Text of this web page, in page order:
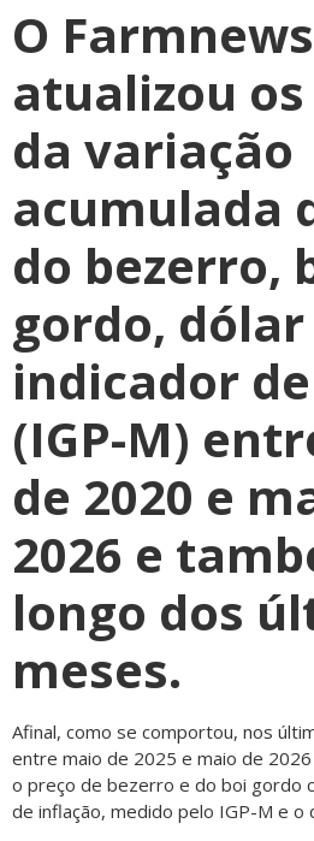
O Farmnews
atualizou
da variação
acumulada
do bezerro,
gordo, dólar
indicador
(IGP-M)
de 2020 e
2026 e
longo dos
meses.
Afinal, como se comportou, nos
entre maio de 2025 e maio de
o preço de bezerro e do boi gordo
de inflação, medido pelo IGP-M e o